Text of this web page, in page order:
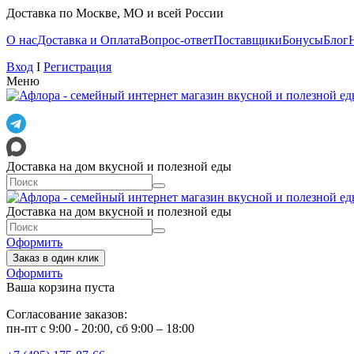
Доставка по Москве, МО и всей России
О насДоставка и ОплатаВопрос-ответПоставщикиБонусыБлог
Вход I Регистрация
Меню
Доставка на дом вкусной и полезной еды
Доставка на дом вкусной и полезной еды
Оформить
Заказ в один клик
Оформить
Ваша корзина пуста
Согласование заказов:
пн-пт с 9:00 - 20:00, сб 9:00 – 18:00